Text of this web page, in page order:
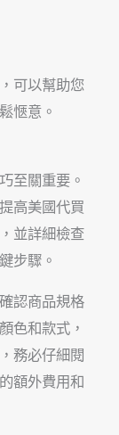
可以幫助您
愜意。
至關重要。
高美國代買
並詳細檢查
步驟。
認商品規格
色和款式，
務必仔細閱
額外費用和